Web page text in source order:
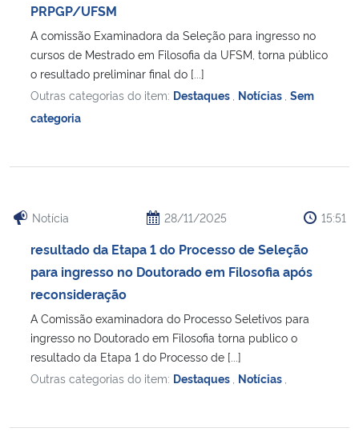
PRPGP/UFSM
A comissão Examinadora da Seleção para ingresso no
cursos de Mestrado em Filosofia da UFSM, torna público
o resultado preliminar final do [...]
Outras categorias do item: Destaques Notícias Sem
categoria
Notícia 28/11/2025 15:51
resultado da Etapa 1 do Processo de Seleção
para ingresso no Doutorado em Filosofia após
reconsideração
A Comissão examinadora do Processo Seletivos para
ingresso no Doutorado em Filosofia torna publico o
resultado da Etapa 1 do Processo de [...]
Outras categorias do item: Destaques Notícias